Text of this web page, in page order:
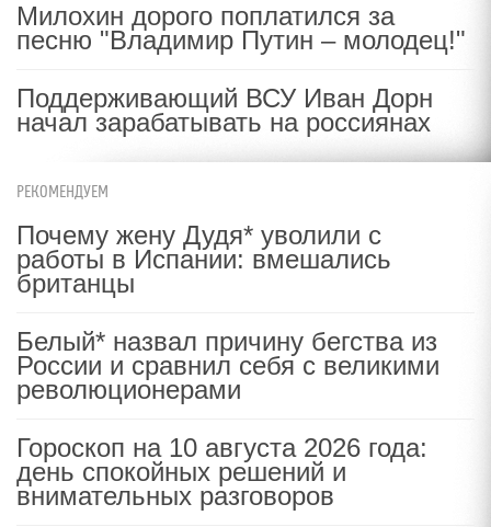
Милохин дорого поплатился за
песню "Владимир Путин – молодец!"
Поддерживающий ВСУ Иван Дорн
начал зарабатывать на россиянах
РЕКОМЕНДУЕМ
Почему жену Дудя* уволили с
работы в Испании: вмешались
британцы
Белый* назвал причину бегства из
России и сравнил себя с великими
революционерами
Гороскоп на 10 августа 2026 года:
день спокойных решений и
внимательных разговоров